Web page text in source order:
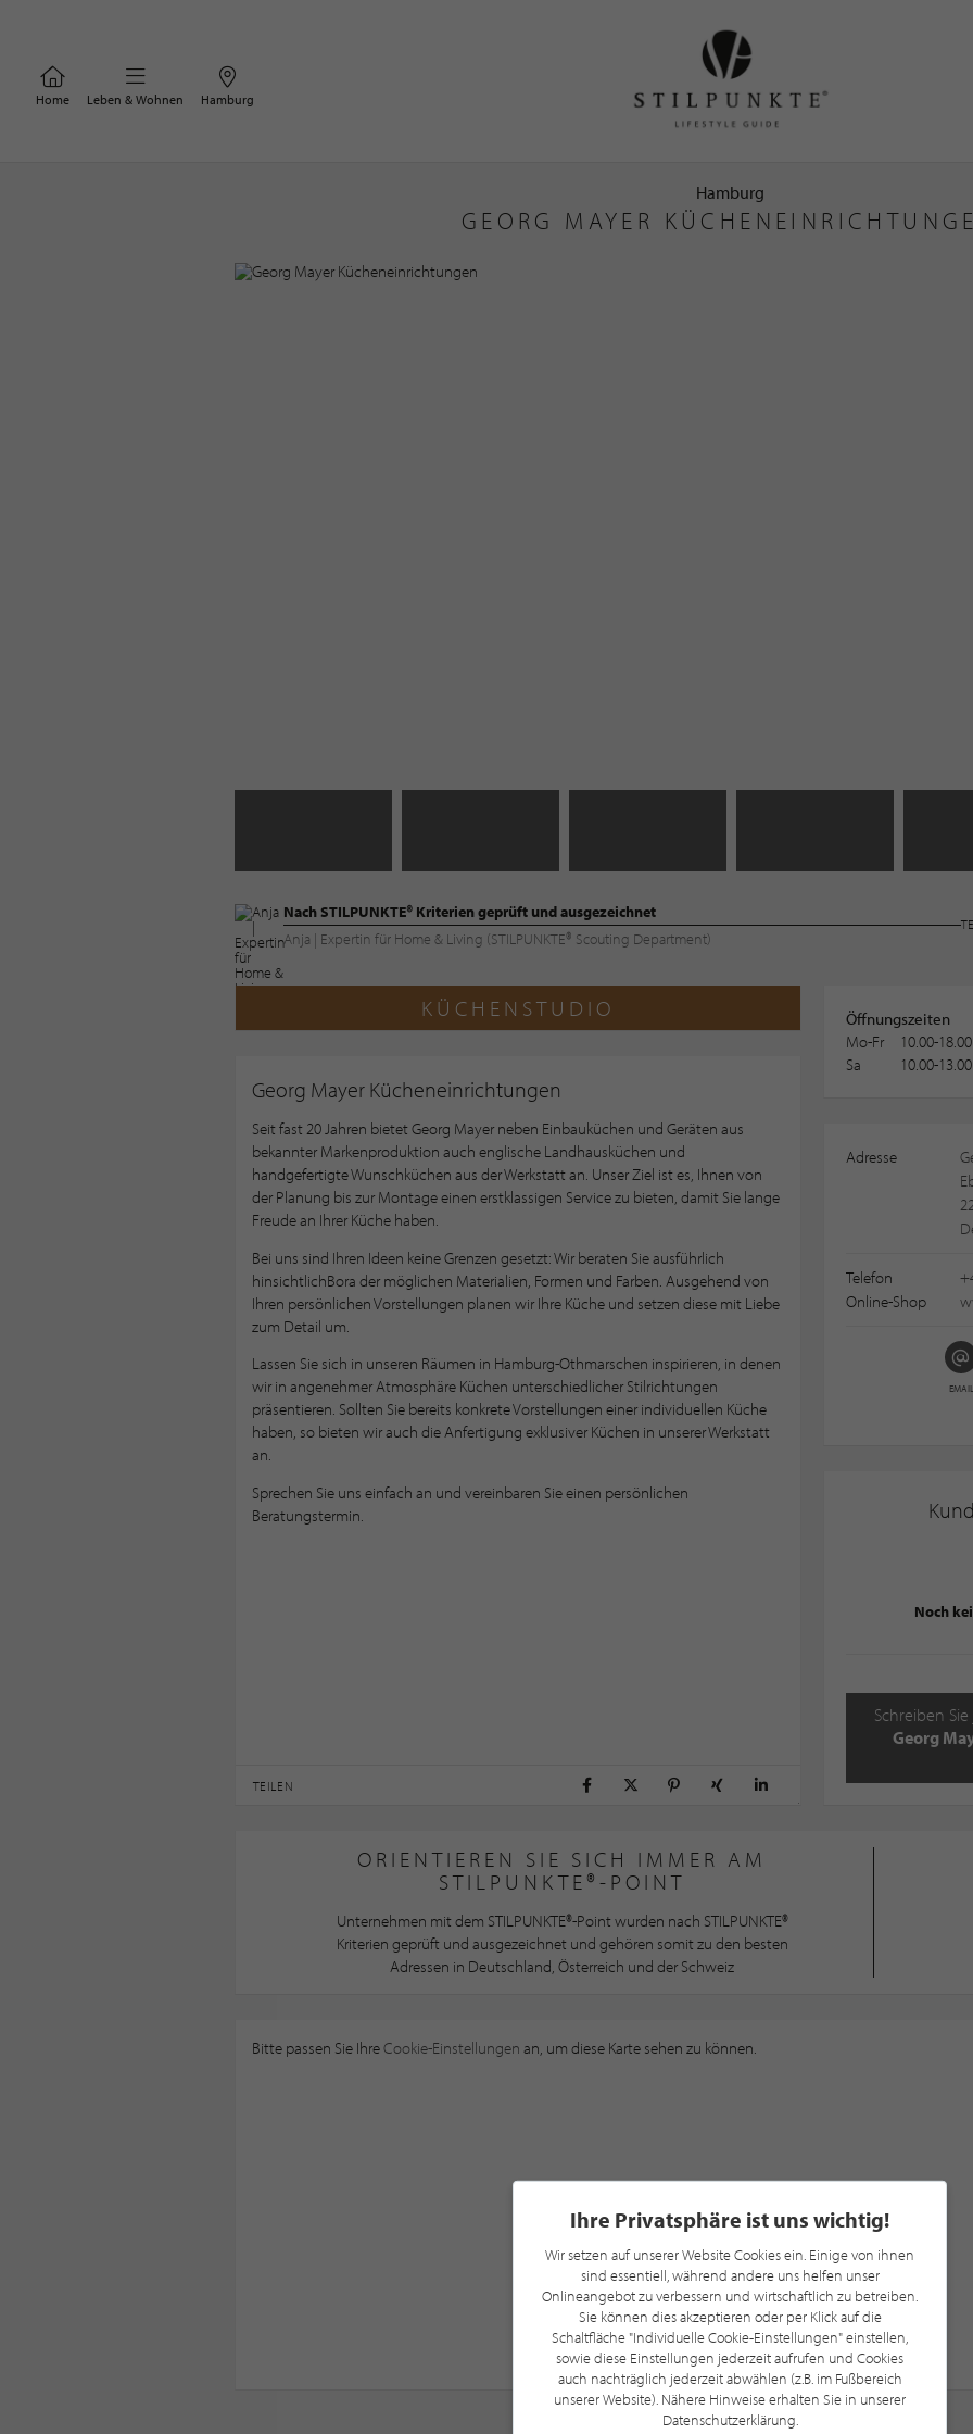
Home Leben & Wohnen Hamburg
GEORG MAYER
Hamburg
Nach STILPUNKTE® Kriterien geprüft und ausgezeichnet
Anja | Expertin für Home & Living (STILPUNKTE® Scouting Department)
KÜCHENSTUDIO
Georg Mayer Kücheneinrichtungen
Seit fast 20 Jahren bietet Georg Mayer neben Einbauküchen und Geräten aus
bekannter Markenproduktion auch englische Landhausküchen und
handgefertigte Wunschküchen aus der Werkstatt an. Unser Ziel ist es, Ihnen von
der Planung bis zur Montage einen erstklassigen Service zu bieten, damit Sie lange
Freude an Ihrer Küche haben.
Bei uns sind Ihren Ideen keine Grenzen gesetzt: Wir beraten Sie ausführlich
hinsichtlichBora der möglichen Materialien, Formen und Farben. Ausgehend von
Ihren persönlichen Vorstellungen planen wir Ihre Küche und setzen diese mit Liebe
zum Detail um.
Lassen Sie sich in unseren Räumen in Hamburg-Othmarschen inspirieren, in denen
wir in angenehmer Atmosphäre Küchen unterschiedlicher Stilrichtungen
präsentieren. Sollten Sie bereits konkrete Vorstellungen einer individuellen Küche
haben, so bieten wir auch die Anfertigung exklusiver Küchen in unserer Werkstatt
an.
Sprechen Sie uns einfach an und vereinbaren Sie einen persönlichen
Beratungstermin.
TEILEN
Öffnungszeiten
Mo-Fr
Sa
10.00-
10.00-
Adresse
Telefon
Online-Shop
EMAIL
Noch
Schreiben
Georg
ORIENTIEREN SIE SICH IMMER AM
STILPUNKTE®-POINT
Unternehmen mit dem STILPUNKTE®-Point wurden nach STILPUNKTE®
Kriterien geprüft und ausgezeichnet und gehören somit zu den besten
Adressen in Deutschland, Österreich und der Schweiz
Bitte passen Sie IhreCookie-Einstellungen an, um diese Karte sehen zu können.
Ihre Privatsphäre ist uns wichtig!
Wir setzen auf unserer Website Cookies ein. Einige von ihnen
sind essentiell, während andere uns helfen unser
Onlineangebot zu verbessern und wirtschaftlich zu betreiben.
Sie können dies akzeptieren oder per Klick auf die
Schaltfläche "Individuelle Cookie-Einstellungen" einstellen,
sowie diese Einstellungen jederzeit aufrufen und Cookies
auch nachträglich jederzeit abwählen (z.B. im Fußbereich
unserer Website). Nähere Hinweise erhalten Sie in unserer
Datenschutzerklärung.